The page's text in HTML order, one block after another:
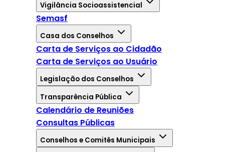
Vigilância Socioassistencial
Semasf
Casa dos Conselhos
Carta de Serviços ao Cidadão
Carta de Serviços ao Usuário
Legislação dos Conselhos
Transparência Pública
Calendário de Reuniões
Consultas Públicas
Conselhos e Comitês Municipais